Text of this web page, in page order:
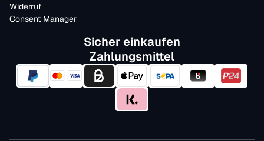
Widerruf
Consent Manager
Sicher einkaufen
Zahlungsmittel